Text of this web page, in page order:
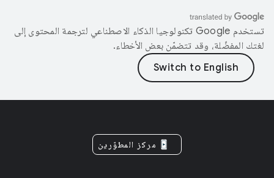
تستخدم Google تكنولوجيا الذكاء الاصطناعي لترجمة المحتوى إلى
لغتك المفضّلة، وقد تتضمّن بعض الأخطاء.
مركز المطوّرين